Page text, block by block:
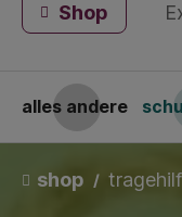
Shop
alles andere
shop